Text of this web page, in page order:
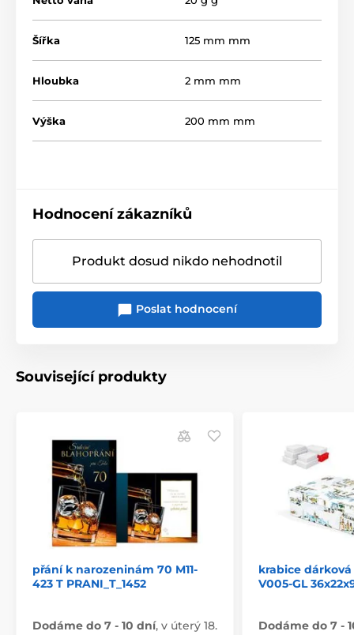
Šířka 125 mm mm
Hloubka 2 mm mm
Výška 200 mm mm
Hodnocení zákazníků
Produkt dosud nikdo nehodnotil
Poslat hodnocení
Související produkty
přání k narozeninám 70 M11-
423 T PRANI_T_1452
Dodáme do 7 - 10 dní, v úterý 18.
krabice
V005-GL
Dodáme do 7 -